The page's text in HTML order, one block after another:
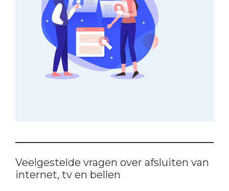
Veelgestelde vragen over afsluiten van
internet, tv en bellen